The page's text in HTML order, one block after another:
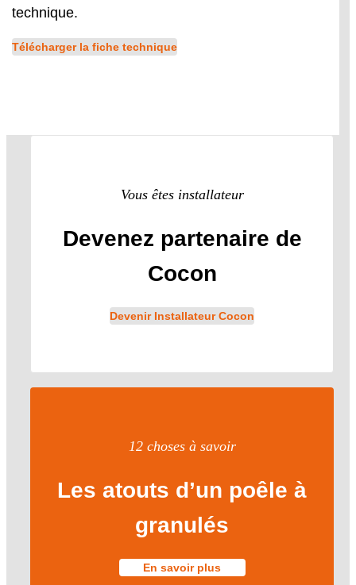
technique.
Télécharger la fiche technique
Vous êtes installateur
Devenez partenaire de
Cocon
Devenir Installateur Cocon
12 choses à savoir
Les atouts d’un poêle à
granulés
En savoir plus